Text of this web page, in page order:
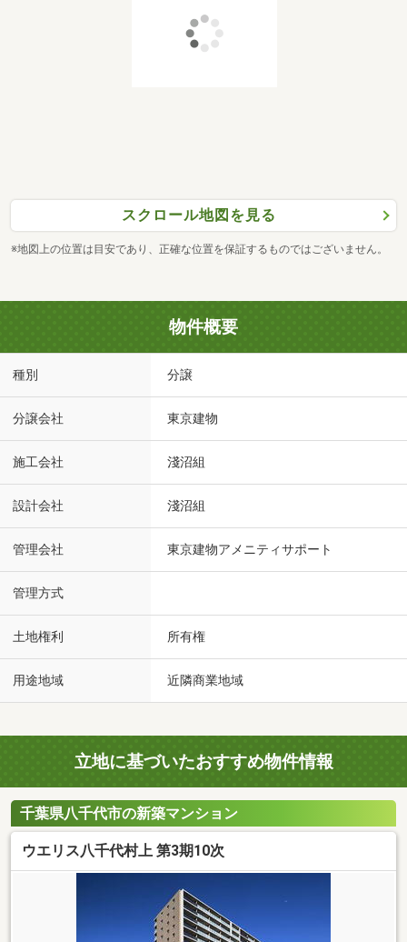
スクロール地図を見る
※地図上の位置は目安であり、正確な位置を保証するものではございません。
物件概要
種別 分譲
分譲会社 東京建物
施工会社 淺沼組
設計会社 淺沼組
管理会社 東京建物アメニティサポート
管理方式
土地権利 所有権
用途地域 近隣商業地域
立地に基づいたおすすめ物件情報
千葉県八千代市の新築マンション
ウエリス八千代村上 第3期10次